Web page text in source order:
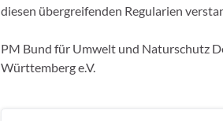
diesen übergreifenden Regularien
PM Bund für Umwelt und Naturschutz
Württemberg e.V.